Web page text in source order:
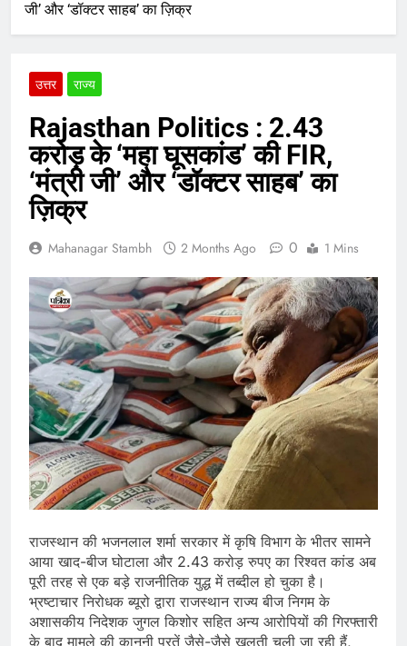
जी’ और ‘डॉक्टर साहब’ का ज़िक्र
उत्तर राज्य
Rajasthan Politics : 2.43
करोड़ के ‘महा घूसकांड’ की FIR,
‘मंत्री जी’ और ‘डॉक्टर साहब’ का
ज़िक्र
Mahanagar Stambh 2 Months Ago 0 1 Mins
राजस्थान की भजनलाल शर्मा सरकार में कृषि विभाग के भीतर सामने
आया खाद-बीज घोटाला और 2.43 करोड़ रुपए का रिश्वत कांड अब
पूरी तरह से एक बड़े राजनीतिक युद्ध में तब्दील हो चुका है।
भ्रष्टाचार निरोधक ब्यूरो द्वारा राजस्थान राज्य बीज निगम के
अशासकीय निदेशक जुगल किशोर सहित अन्य आरोपियों की गिरफ्तारी
के बाद मामले की कानूनी परतें जैसे-जैसे खुलती चली जा रही हैं,